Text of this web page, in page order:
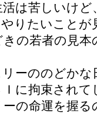
は苦しいけど
りたいことが
の若者の見本
ーののどかな
に拘束されて
の命運を握る